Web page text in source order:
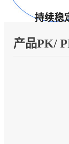
持续稳
产品PK/